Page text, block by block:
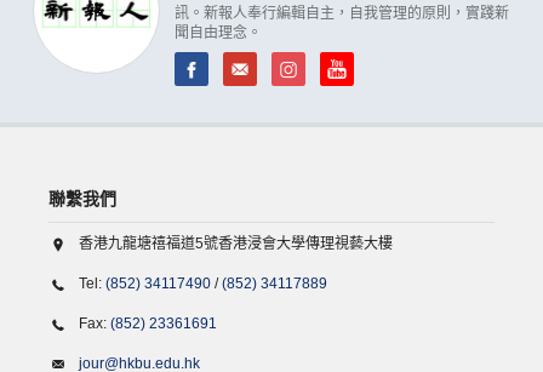
訊。新報人奉行編輯自主，自我管理的原則，實踐新
聞自由理念。
聯繫我們
香港九龍塘禧福道5號香港浸會大學傳理視藝大樓
Tel: (852) 34117490 /(852) 34117889
Fax: (852) 23361691
jour@hkbu.edu.hk